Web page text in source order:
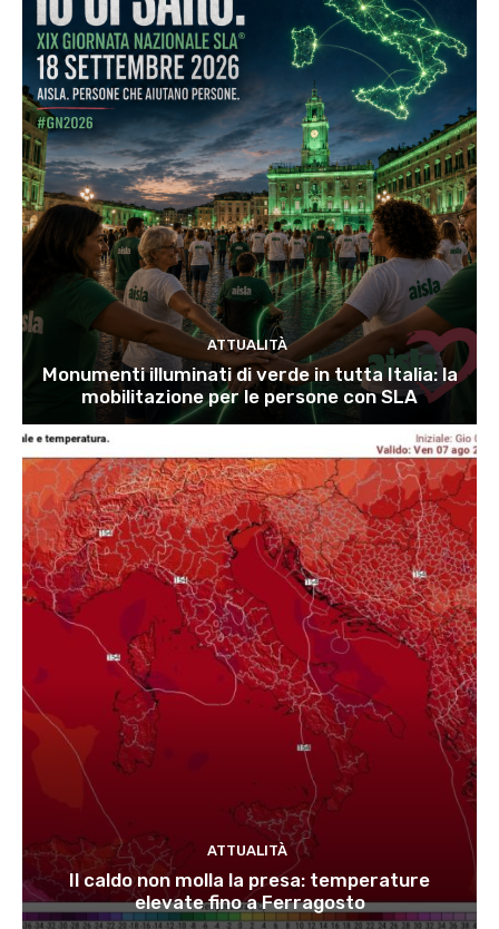
ATTUALITÀ
Monumenti illuminati di verde in tutta Italia: la
mobilitazione per le persone con SLA
ATTUALITÀ
Il caldo non molla la presa: temperature
elevate fino a Ferragosto